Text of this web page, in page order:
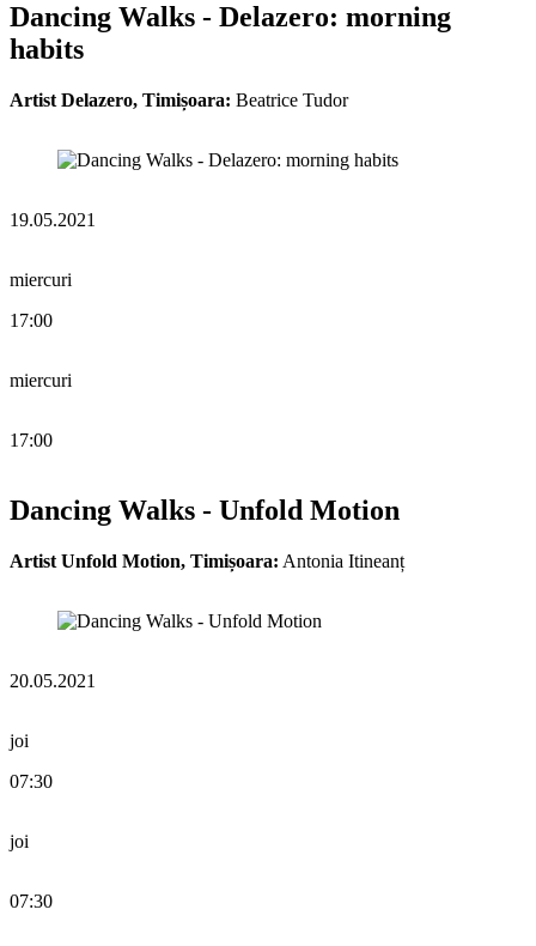
Dancing Walks - Delazero: morning
habits
Artist Delazero, Timișoara: Beatrice Tudor
19.05.2021
miercuri
17:00
miercuri
17:00
Dancing Walks - Unfold Motion
Artist Unfold Motion, Timișoara: Antonia Itineanț
20.05.2021
joi
07:30
joi
07:30